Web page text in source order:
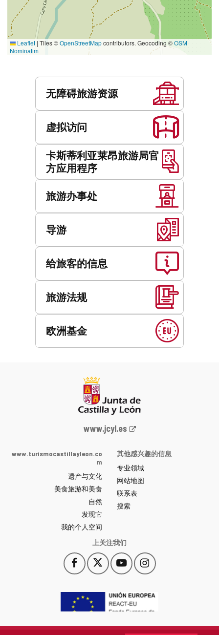
Leaflet | Tiles ©OpenStreetMapcontributors. Geocoding ©OSM
Nominatim
无障碍旅游资源
虚拟访问
卡斯蒂利亚莱昂旅游局官
方应用程序
旅游办事处
导游
给旅客的信息
旅游法规
欧洲基金
Junta
y
León
网
站
门
户
-
www.jcyl.es
www.turismocastillayleon.co
m
遗产与文化
美食旅游和美食
自然
发现它
我的个人空间
其他感兴趣的信息
专业领域
网站地图
联系表
搜索
上关注我们
Facebook
此
链
会
打
一
此
链
一
YouTube
此
链
会
打
一
Instagram
此
链
会
一